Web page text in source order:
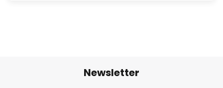
Newsletter